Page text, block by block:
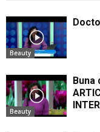
Beauty
Beauty
Buna